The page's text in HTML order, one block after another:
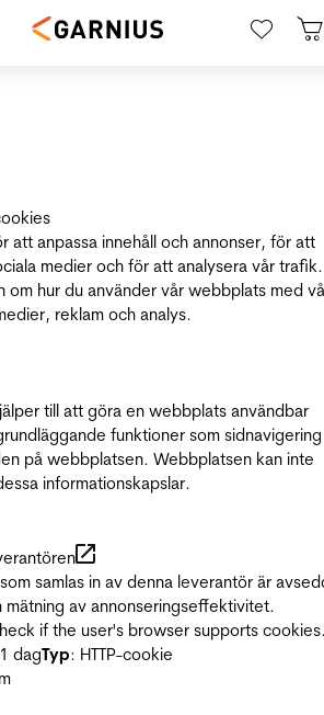
att anpassa innehåll och annonser, för att
medier och för att analysera vår
om hur du använder vår webbplats med
reklam och analys.
till att göra en webbplats användbar
funktioner som
på webbplatsen. Webbplatsen kan inte
informationskapslar.
samlas in av denna leverantör är
av annonseringseffektivitet.
if the user's browser supports
dagTyp: HTTP-cookie